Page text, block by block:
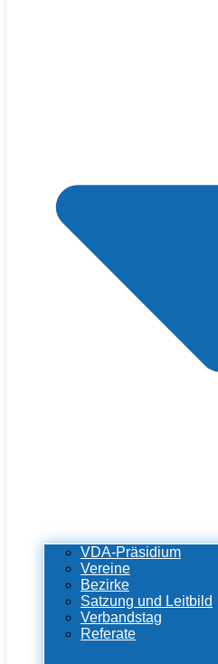
VDA-Präsidium
Vereine
Bezirke
Satzung und Leitbild
Verbandstag
Referate